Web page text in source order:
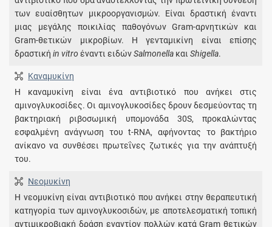
των ευαίσθητων μικροοργανισμών. Είναι δραστική έναντι
μιας μεγάλης ποικιλίας παθογόνων Gram-αρνητικών και
Gram-θετικών μικροβίων. Η γενταμικίνη είναι επίσης
δραστικήin vitro έναντι ειδώνSalmonella καιShigella.
Καναμυκίνη
Η καναμυκίνη είναι ένα αντιβιοτικό που ανήκει στις
αμινογλυκοσίδες. Οι αμινογλυκοσίδες δρουν δεσμεύοντας τη
βακτηριακή ριβοσωμική υπομονάδα 30S, προκαλώντας
εσφαλμένη ανάγνωση του t-RNA, αφήνοντας το βακτήριο
ανίκανο να συνθέσει πρωτεΐνες ζωτικές για την ανάπτυξή
του.
Νεομυκίνη
Η νεομυκίνη είναι αντιβιοτικό που ανήκει στην θεραπευτική
κατηγορία των αμινογλυκοσιδών, με αποτελεσματική τοπική
αντιμικροβιακή δράση εναντίον πολλών κατά Gram θετικών